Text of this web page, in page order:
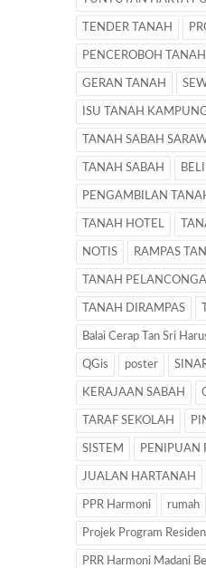
TENDER TANAH
PENCEROBOH TANAH
GERAN TANAH
ISU TANAH
TANAH SABAH
TANAH SABAH
PENGAMBILAN
TANAH HOTEL
NOTIS RAMPAS
TANAH
TANAH DIRAMPAS
Balai Cerap Tan Sri
QGis poster
KERAJAAN SABAH
TARAF SEKOLAH
SISTEM PENIPUAN
JUALAN HARTANAH
PPR Harmoni rumah
Projek Program
PRR Harmoni Madani